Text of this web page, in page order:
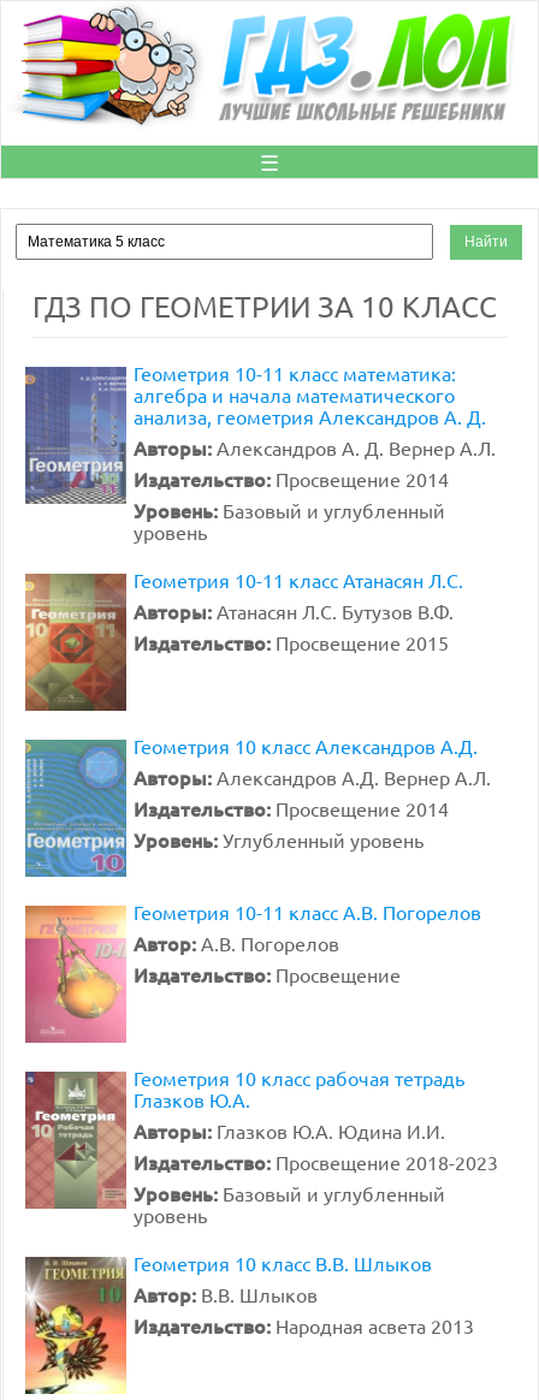
☰
ГДЗ ПО ГЕОМЕТРИИ ЗА 10 КЛАСС
Геометрия 10-11 класс математика:
алгебра и начала математического
анализа, геометрия Александров А. Д.
Авторы: Александров А. Д. Вернер А.Л.
Издательство: Просвещение 2014
Уровень: Базовый и углубленный
уровень
Геометрия 10-11 класс Атанасян Л.С.
Авторы: Атанасян Л.С. Бутузов В.Ф.
Издательство: Просвещение 2015
Геометрия 10 класс Александров А.Д.
Авторы: Александров А.Д. Вернер А.Л.
Издательство: Просвещение 2014
Уровень: Углубленный уровень
Геометрия 10-11 класс А.В. Погорелов
Автор: А.В. Погорелов
Издательство: Просвещение
Геометрия 10 класс рабочая тетрадь
Глазков Ю.А.
Авторы: Глазков Ю.А. Юдина И.И.
Издательство: Просвещение 2018-2023
Уровень: Базовый и углубленный
уровень
Геометрия 10 класс В.В. Шлыков
Автор: В.В. Шлыков
Издательство: Народная асвета 2013